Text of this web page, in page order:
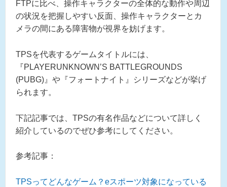
FTPに比べ、操作キャラクターの全体的な動作や周辺
の状況を把握しやすい反面、操作キャラクターとカ
メラの間にある障害物が視界を妨げます。
TPSを代表するゲームタイトルには、
『PLAYERUNKNOWN’S BATTLEGROUNDS
(PUBG)』や『フォートナイト』シリーズなどが挙げ
られます。
下記記事では、TPSの有名作品などについて詳しく
紹介しているのでぜひ参考にしてください。
参考記事：
TPSってどんなゲーム？eスポーツ対象になっている